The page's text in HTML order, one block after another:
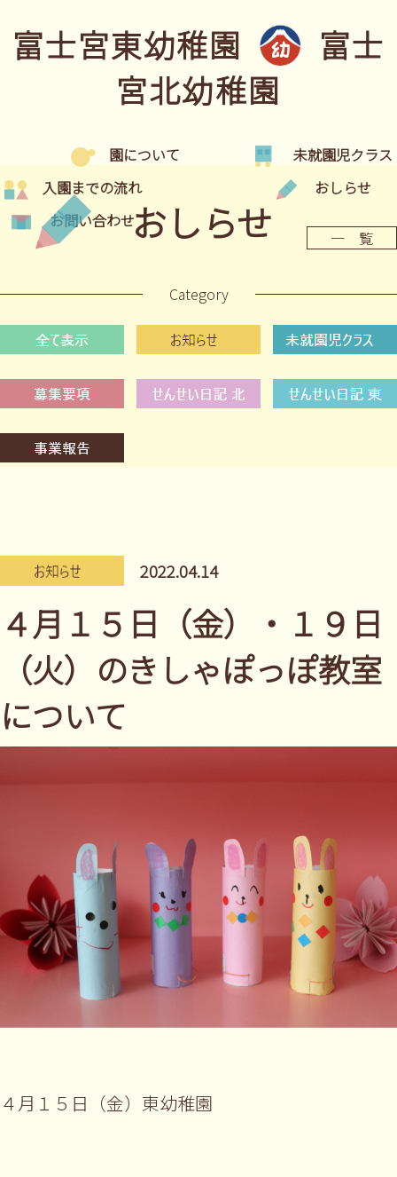
富士宮東幼稚園
富士
宮北幼稚園
園について
未就園児クラス
入園までの流れ
おしらせ
お問い合わせおしらせ 一 覧
Category
2022.04.14
４月１５日（金）・１９日
（火）のきしゃぽっぽ教室
について
４月１５日（金）東幼稚園